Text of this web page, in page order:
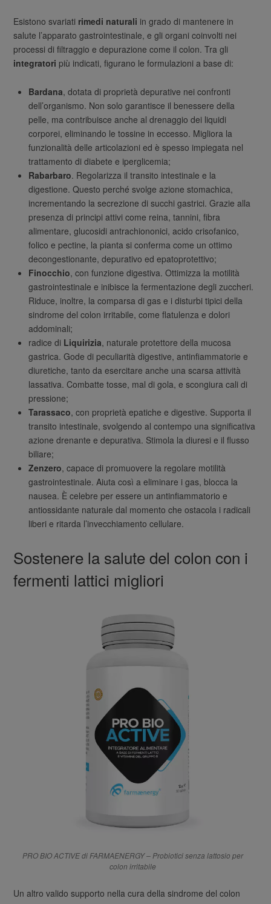
Esistono svariati rimedi naturali in grado di mantenere in
salute l’apparato gastrointestinale, e gli organi coinvolti nei
processi di filtraggio e depurazione come il colon. Tra gli
integratori più indicati, figurano le formulazioni a base di:
Bardana, dotata di proprietà depurative nei confronti
dell’organismo. Non solo garantisce il benessere della
pelle, ma contribuisce anche al drenaggio dei liquidi
corporei, eliminando le tossine in eccesso. Migliora la
funzionalità delle articolazioni ed è spesso impiegata nel
trattamento di diabete e iperglicemia;
Rabarbaro. Regolarizza il transito intestinale e la
digestione. Questo perché svolge azione stomachica,
incrementando la secrezione di succhi gastrici. Grazie alla
presenza di principi attivi come reina, tannini, fibra
alimentare, glucosidi antrachiononici, acido crisofanico,
folico e pectine, la pianta si conferma come un ottimo
decongestionante, depurativo ed epatoprotettivo;
Finocchio, con funzione digestiva. Ottimizza la motilità
gastrointestinale e inibisce la fermentazione degli zuccheri.
Riduce, inoltre, la comparsa di gas e i disturbi tipici della
sindrome del colon irritabile, come flatulenza e dolori
addominali;
radice di Liquirizia, naturale protettore della mucosa
gastrica. Gode di peculiarità digestive, antinfiammatorie e
diuretiche, tanto da esercitare anche una scarsa attività
lassativa. Combatte tosse, mal di gola, e scongiura cali di
pressione;
Tarassaco, con proprietà epatiche e digestive. Supporta il
transito intestinale, svolgendo al contempo una significativa
azione drenante e depurativa. Stimola la diuresi e il flusso
biliare;
Zenzero, capace di promuovere la regolare motilità
gastrointestinale. Aiuta così a eliminare i gas, blocca la
nausea. È celebre per essere un antinfiammatorio e
antiossidante naturale dal momento che ostacola i radicali
liberi e ritarda l’invecchiamento cellulare.
Sostenere la salute del colon con i
fermenti lattici migliori
PRO BIO ACTIVE di FARMAENERGY – Probiotici senza lattosio per
colon irritabile
Un altro valido supporto nella cura della sindrome del colon